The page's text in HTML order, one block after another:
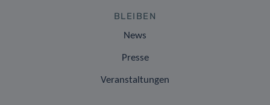
BLEIBEN
News
Presse
Veranstaltungen